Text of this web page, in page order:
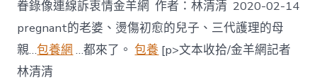
眷錄像連線訴衷情金羊網 作者：林清清 2020-02-14
pregnant的老婆、燙傷初愈的兒子、三代護理的母
親…包養網 …都來了。包養 [p>文本收拾/金羊網記者
林清清